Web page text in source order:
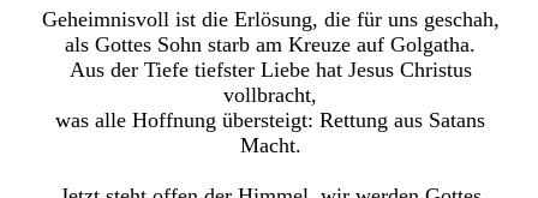
Geheimnisvoll ist die Erlösung, die für uns geschah,
als Gottes Sohn starb am Kreuze auf Golgatha.
Aus der Tiefe tiefster Liebe hat Jesus Christus
vollbracht,
was alle Hoffnung übersteigt: Rettung aus Satans
Macht.